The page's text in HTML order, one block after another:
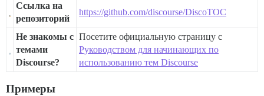
Ссылка на
репозиторий
https://github.com/discourse/DiscoTOC
Не знакомы с
темами
Discourse?
Посетите официальную страницу с
Руководством для начинающих по
использованию тем Discourse
Примеры